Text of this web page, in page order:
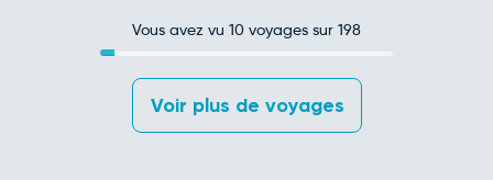
Vous avez vu 10 voyages sur 198